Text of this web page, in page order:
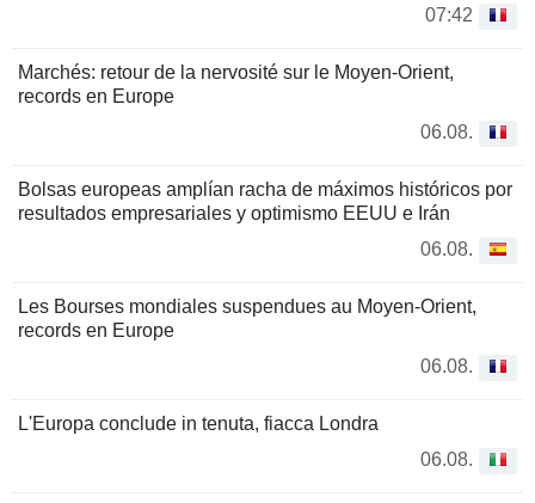
07:42
Marchés: retour de la nervosité sur le Moyen-Orient,
records en Europe
06.08.
Bolsas europeas amplían racha de máximos históricos por
resultados empresariales y optimismo EEUU e Irán
06.08.
Les Bourses mondiales suspendues au Moyen-Orient,
records en Europe
06.08.
L'Europa conclude in tenuta, fiacca Londra
06.08.